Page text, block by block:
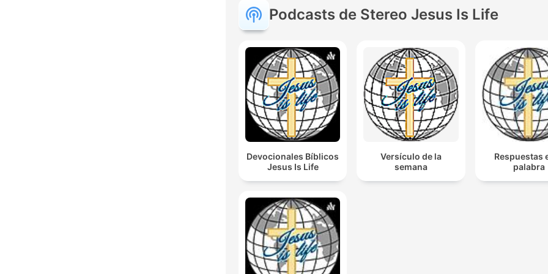
Podcasts de Stereo Jesus Is Life
Devocionales Bíblicos
Jesus Is Life
Versículo de la
semana
Respuestas
palabra